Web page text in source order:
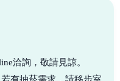
洽詢，敬請見諒。